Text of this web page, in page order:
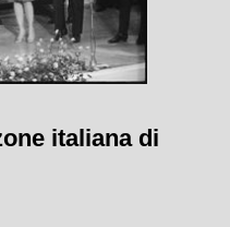
italiana di